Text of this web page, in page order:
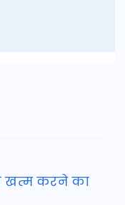
खत्म करने का